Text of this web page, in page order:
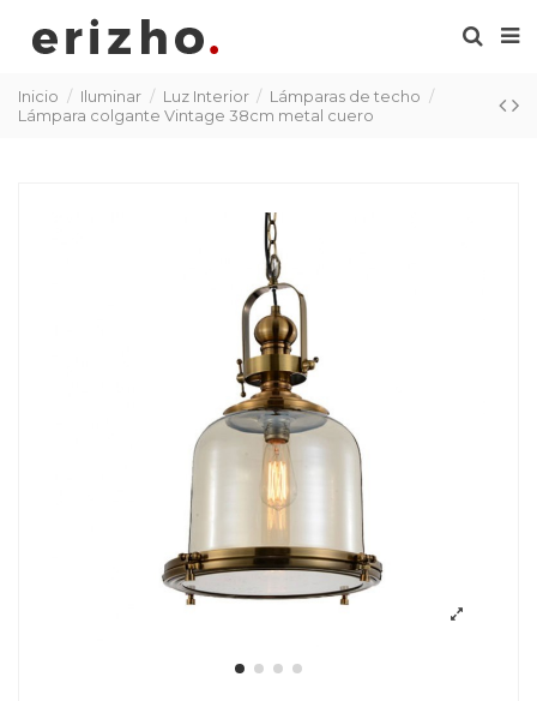
Inicio Iluminar Luz Interior
Lámparas de techo
Lámpara colgante Vintage 38cm metal cuero